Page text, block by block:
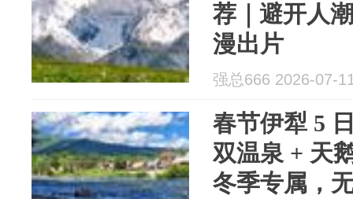
荐｜避开人
漫出片
强总666 2026-07-
春节伊犁 5
双温泉 + 天
冬季专属，